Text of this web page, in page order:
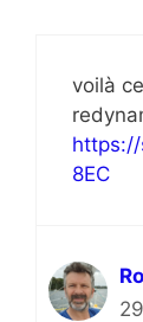
voilà
https://
8EC